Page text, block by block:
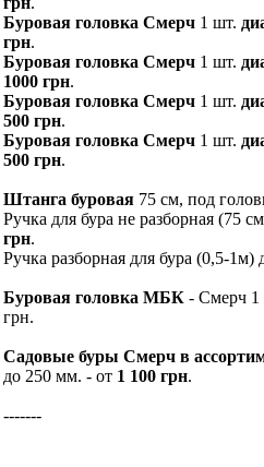
Буровая головка Смерч 1 шт.
грн.
Буровая головка Смерч 1 шт.
1000 грн.
Буровая головка Смерч 1 шт.
500 грн.
Буровая головка Смерч 1 шт.
500 грн.
Штанга буровая 75 см, под
Ручка для бура не разборная (75
грн.
Ручка разборная для бура (0,5-1м)
Буровая головка МБК - Смерч 1
грн.
Садовые буры Смерч в
до 250 мм. - от 1 100 грн.
-------